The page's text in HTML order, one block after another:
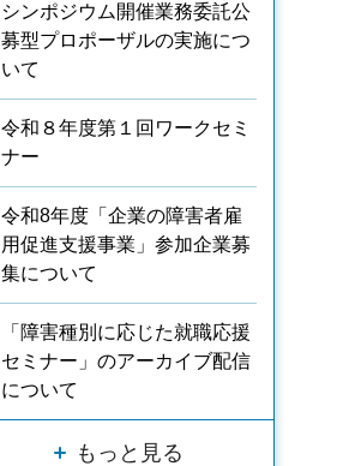
シンポジウム開催業務委託公
募型プロポーザルの実施につ
いて
令和８年度第１回ワークセミ
ナー
令和8年度「企業の障害者雇
用促進支援事業」参加企業募
集について
「障害種別に応じた就職応援
セミナー」のアーカイブ配信
について
もっと見る